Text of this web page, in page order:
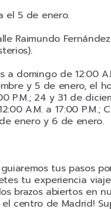
el 5 de enero.
Raimundo
a domingo de 12:00
y 5 de enero, el
P.M.; 24 y 31 de
A.M. a 17:00 P.M.;
enero y 6 de enero.
tus pasos
tu experiencia
brazos abiertos en
centro de Madrid!